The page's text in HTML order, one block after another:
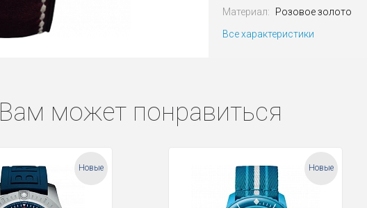
Материал:
Розовое золото
Все характеристики
Вам может понравиться
Новые Новые